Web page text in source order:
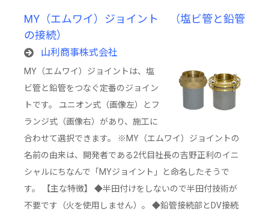
MY（エムワイ）ジョイント （塩ビ管と鉛管
の接続）
山利商事株式会社
MY（エムワイ）ジョイントは、塩
ビ管と鉛管をつなぐ定番のジョイン
トです。 ユニオン式（画像左）とフ
ランジ式（画像右）があり、施工に
合わせて選択できます。 ※MY（エムワイ）ジョイントの
名前の由来は、開発者である2代目社長の吉野正利のイニ
シャルにちなんで「MYジョイント」と命名したそうで
す。 【主な特徴】 ◆半田付けをしないので半田付技術が
不要です（火を使用しません）。 ◆鉛管接続部とDV接続